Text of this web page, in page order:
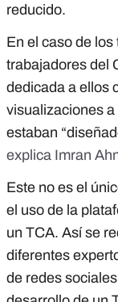
reducido.
En el caso de
trabajadores del
dedicada a ellos
visualizaciones
estaban
explica Imran
Este no es el
el uso de la
un TCA. Así se
diferentes
de redes